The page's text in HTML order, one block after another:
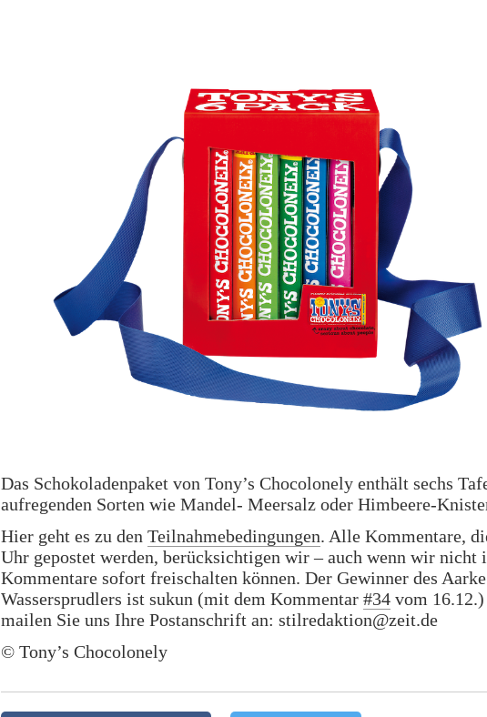
Das Schokoladenpaket von Tony’s Chocolonely enthält sechs
aufregenden Sorten wie Mandel- Meersalz oder Himbeere-
Hier geht es zu den Teilnahmebedingungen. Alle Kommentare,
Uhr gepostet werden, berücksichtigen wir – auch wenn wir nicht
Kommentare sofort freischalten können. Der Gewinner des Aarke
Wassersprudlers ist sukun (mit dem Kommentar #34 vom
mailen Sie uns Ihre Postanschrift an: stilredaktion@zeit.de
© Tony’s Chocolonely